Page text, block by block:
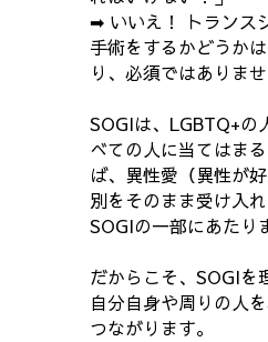
➡ いいえ！ トランス
手術をするかどうか
り、必須ではありませ
SOGIは、LGBTQ+の
べての人に当てはま
ば、異性愛（異性が
別をそのまま受け入れ
SOGIの一部にあたり
だからこそ、SOGIを
自分自身や周りの人
つながります。